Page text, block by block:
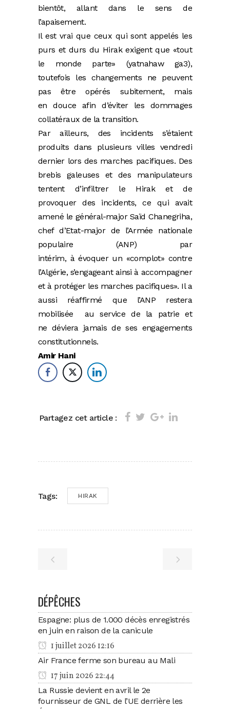
bientôt, allant dans le sens de
l’apaisement.
Il est vrai que ceux qui sont appelés les
purs et durs du Hirak exigent que «tout
le monde parte» (yatnahaw ga3),
toutefois les changements ne peuvent
pas être opérés subitement, mais
en douce afin d’éviter les dommages
collatéraux de la transition.
Par ailleurs, des incidents s’étaient
produits dans plusieurs villes vendredi
dernier lors des marches pacifiques. Des
brebis galeuses et des manipulateurs
tentent d’infiltrer le Hirak et de
provoquer des incidents, ce qui avait
amené le général-major Saïd Chanegriha,
chef d’Etat-major de l’Armée nationale
populaire (ANP) par
intérim, à évoquer un «complot» contre
l’Algérie, s’engageant ainsi à accompagner
et à protéger les marches pacifiques». Il a
aussi réaffirmé que l’ANP restera
mobilisée au service de la patrie et
ne déviera jamais de ses engagements
constitutionnels.
Amir Hani
Partagez cet article :
Tags: HIRAK
DÉPÊCHES
Espagne: plus de 1.000 décès enregistrés
en juin en raison de la canicule
1 juillet 2026 12:16
Air France ferme son bureau au Mali
17 juin 2026 22:44
La Russie devient en avril le 2e
fournisseur de GNL de l’UE derrière les